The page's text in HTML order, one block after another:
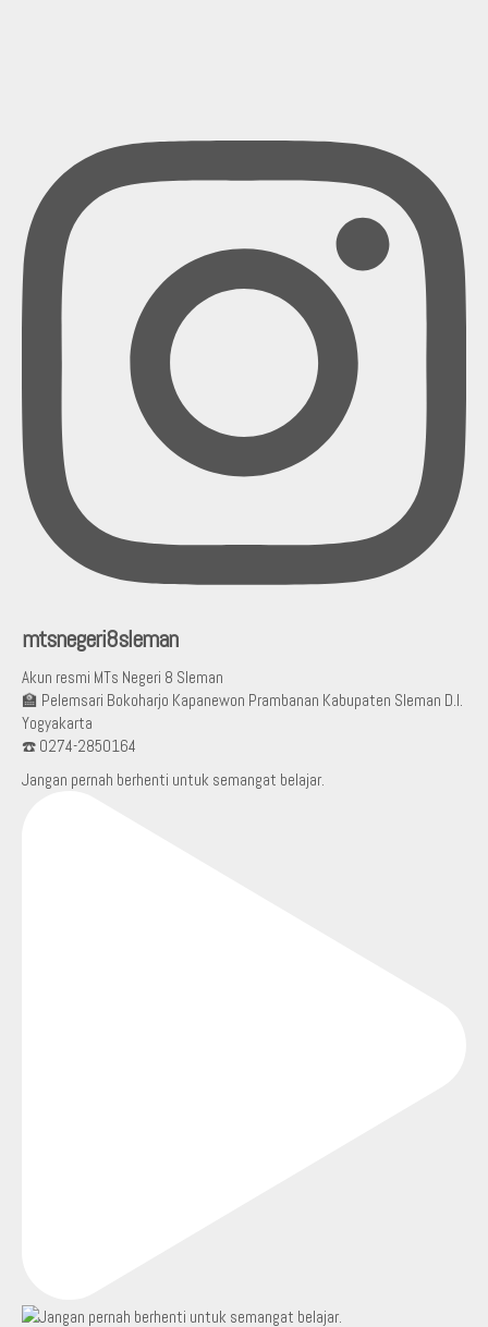
mtsnegeri8sleman
Akun resmi MTs Negeri 8 Sleman
🏫 Pelemsari Bokoharjo Kapanewon Prambanan Kabupaten Sleman D.I.
Yogyakarta
☎️ 0274-2850164
Jangan pernah berhenti untuk semangat belajar.